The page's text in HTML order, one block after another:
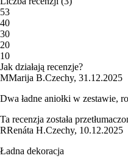
53
40
30
20
10
Jak działają recenzje?
MMarija B.Czechy, 31.12.2025
Dwa ładne aniołki w zestawie,
Ta recenzja została
RRenáta H.Czechy, 10.12.2025
Ładna dekoracja